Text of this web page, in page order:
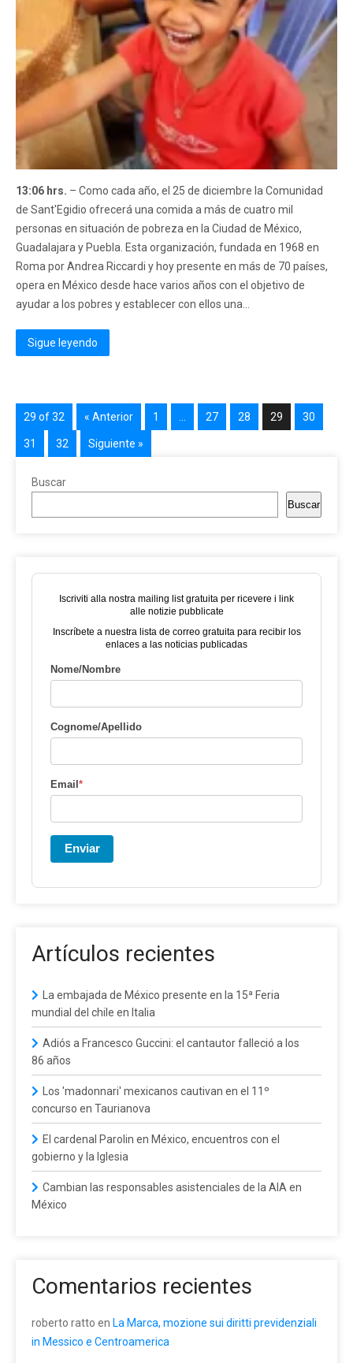
13:06 hrs. – Como cada año, el 25 de diciembre la Comunidad
de Sant'Egidio ofrecerá una comida a más de cuatro mil
personas en situación de pobreza en la Ciudad de México,
Guadalajara y Puebla. Esta organización, fundada en 1968 en
Roma por Andrea Riccardi y hoy presente en más de 70 países,
opera en México desde hace varios años con el objetivo de
ayudar a los pobres y establecer con ellos una...
Sigue leyendo
29 of 32 « Anterior 1 27 28 29 30
31 32 Siguiente »
Buscar
Buscar
Iscriviti alla nostra mailing list gratuita per ricevere i link
alle notizie pubblicate
Inscríbete a nuestra lista de correo gratuita para recibir los
enlaces a las noticias publicadas
Nome/Nombre
Cognome/Apellido
Email *
Enviar
Artículos recientes
La embajada de México presente en la 15ª Feria
mundial del chile en Italia
Adiós a Francesco Guccini: el cantautor falleció a los
86 años
Los 'madonnari' mexicanos cautivan en el 11º
concurso en Taurianova
El cardenal Parolin en México, encuentros con el
gobierno y la Iglesia
Cambian las responsables asistenciales de la AIA en
México
Comentarios recientes
roberto ratto en La Marca, mozione sui diritti previdenziali
in Messico e Centroamerica